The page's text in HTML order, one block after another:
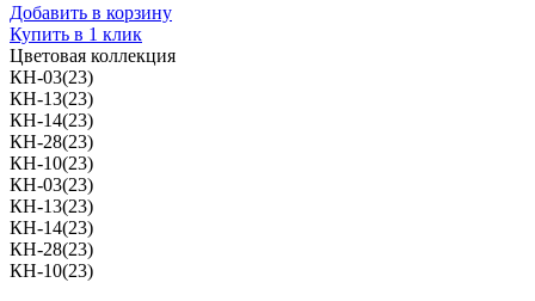
Добавить в корзину
Купить в 1 клик
Цветовая коллекция
КН-03(23)
КН-13(23)
КН-14(23)
КН-28(23)
КН-10(23)
КН-03(23)
КН-13(23)
КН-14(23)
КН-28(23)
КН-10(23)